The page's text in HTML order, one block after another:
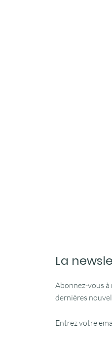
La
Abonnez-vous
dernières
Entrez votre